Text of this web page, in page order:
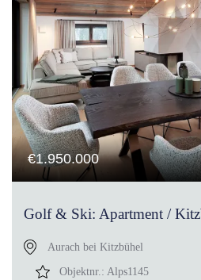
€1.950.000
Golf & Ski: Apartment /
Aurach bei Kitzbühel
Objektnr.: Alps1145